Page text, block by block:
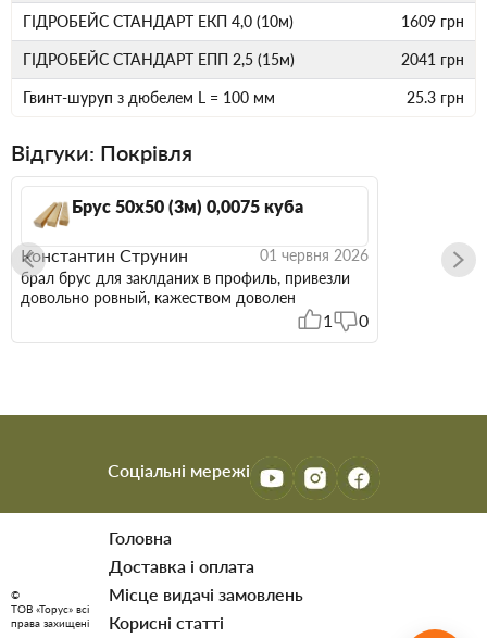
ГІДРОБЕЙС СТАНДАРТ ЕКП 4,0 (10м) 1609 грн
ГІДРОБЕЙС СТАНДАРТ ЕПП 2,5 (15м) 2041 грн
Гвинт-шуруп з дюбелем L = 100 мм 25.3 грн
Відгуки: Покрівля
Брус 50х50 (3м) 0,0075 куба
Константин Струнин
01 червня 2026
брал брус для заклданих в профиль, привезли
довольно ровный, кажеством доволен
1 0
Соціальні мережі
©
ТОВ «Торус» всі
права захищені
Головна
Доставка і оплата
Мiсце видачi замовлень
Корисні статті